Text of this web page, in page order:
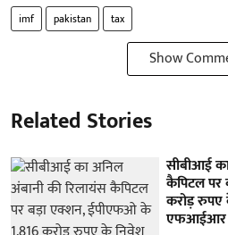
imf pakistan tax
Show
Related Stories
सीबीआई
कैपिटल
करोड़ रुपए
एफआईआर